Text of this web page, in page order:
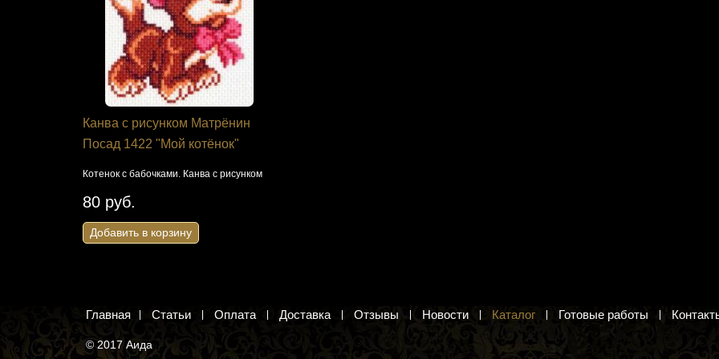
Канва с рисунком Матрёнин
Посад 1422 "Мой котёнок"
Котенок с бабочками. Канва с рисунком
80 руб.
Добавить в корзину
Главная Статьи Оплата Доставка Отзывы Новости Каталог Готовые работы
© 2017 Аида